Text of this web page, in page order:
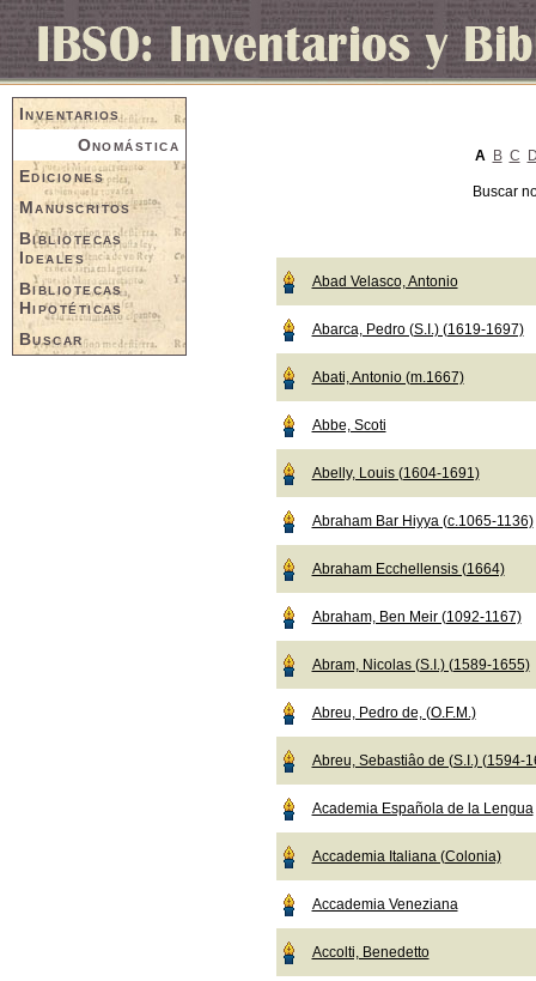
Inventarios
Onomástica
Ediciones
Manuscritos
Bibliotecas
Ideales
Bibliotecas
Hipotéticas
Buscar
A B C
Buscar
Abad Velasco, Antonio
Abarca, Pedro (S.I.) (1619-1697)
Abati, Antonio (m.1667)
Abbe, Scoti
Abelly, Louis (1604-1691)
Abraham Bar Hiyya (c.1065-1136)
Abraham Ecchellensis (1664)
Abraham, Ben Meir (1092-1167)
Abram, Nicolas (S.I.) (1589-1655)
Abreu, Pedro de, (O.F.M.)
Abreu, Sebastiâo de (S.I.) (1594-
Academia Española de la Lengua
Accademia Italiana (Colonia)
Accademia Veneziana
Accolti, Benedetto